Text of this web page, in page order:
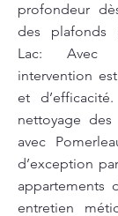
profondeur
des plafonds
Lac: Avec
intervention
et
nettoyage
avec
d’exception
appartements
entretien